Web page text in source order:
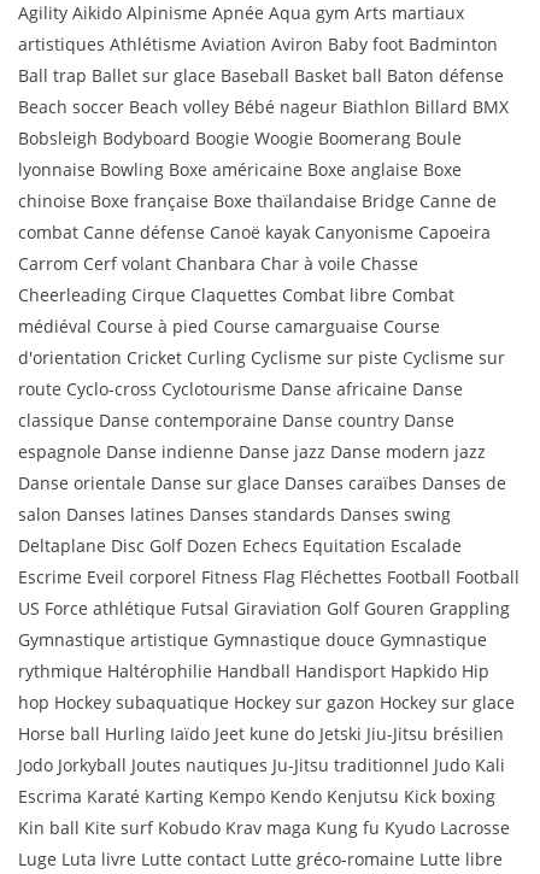
Agility Aikido Alpinisme Apnée Aqua gym Arts martiaux
artistiques Athlétisme Aviation Aviron Baby foot Badminton
Ball trap Ballet sur glace Baseball Basket ball Baton défense
Beach soccer Beach volley Bébé nageur Biathlon Billard BMX
Bobsleigh Bodyboard Boogie Woogie Boomerang Boule
lyonnaise Bowling Boxe américaine Boxe anglaise Boxe
chinoise Boxe française Boxe thaïlandaise Bridge Canne de
combat Canne défense Canoë kayak Canyonisme Capoeira
Carrom Cerf volant Chanbara Char à voile Chasse
Cheerleading Cirque Claquettes Combat libre Combat
médiéval Course à pied Course camarguaise Course
d'orientation Cricket Curling Cyclisme sur piste Cyclisme sur
route Cyclo-cross Cyclotourisme Danse africaine Danse
classique Danse contemporaine Danse country Danse
espagnole Danse indienne Danse jazz Danse modern jazz
Danse orientale Danse sur glace Danses caraïbes Danses de
salon Danses latines Danses standards Danses swing
Deltaplane Disc Golf Dozen Echecs Equitation Escalade
Escrime Eveil corporel Fitness Flag Fléchettes Football Football
US Force athlétique Futsal Giraviation Golf Gouren Grappling
Gymnastique artistique Gymnastique douce Gymnastique
rythmique Haltérophilie Handball Handisport Hapkido Hip
hop Hockey subaquatique Hockey sur gazon Hockey sur glace
Horse ball Hurling Iaïdo Jeet kune do Jetski Jiu-Jitsu brésilien
Jodo Jorkyball Joutes nautiques Ju-Jitsu traditionnel Judo Kali
Escrima Karaté Karting Kempo Kendo Kenjutsu Kick boxing
Kin ball Kite surf Kobudo Krav maga Kung fu Kyudo Lacrosse
Luge Luta livre Lutte contact Lutte gréco-romaine Lutte libre